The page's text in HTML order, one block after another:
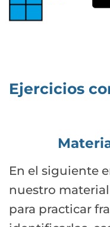
Ejercicios
En el siguiente
nuestro
para practicar